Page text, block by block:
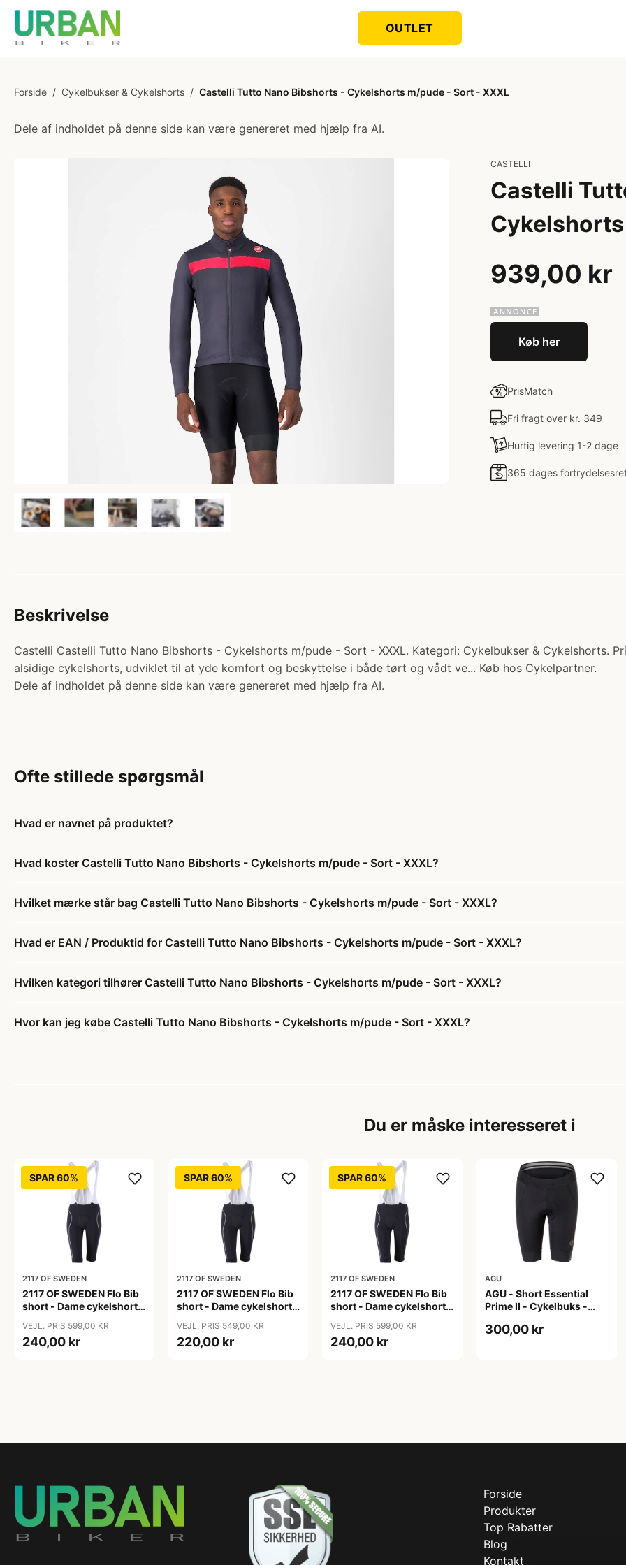
OUTLET
Forside / Cykelbukser & Cykelshorts / Castelli Tutto Nano Bibshorts - Cykelshorts m/pude - Sort - XXXL
Dele af indholdet på denne side kan være genereret med hjælp fra AI.
CASTELLI
Castelli
939,00 kr
Køb her
PrisMatch
Fri fragt over kr. 349
Hurtig levering 1-2 dage
365 dages
Beskrivelse
Castelli Castelli Tutto Nano Bibshorts - Cykelshorts m/pude - Sort - XXXL. Kategori: Cykelbukser & Cykelshorts.
alsidige cykelshorts, udviklet til at yde komfort og beskyttelse i både tørt og vådt ve... Køb hos Cykelpartner.
Dele af indholdet på denne side kan være genereret med hjælp fra AI.
Ofte stillede spørgsmål
Hvad er navnet på produktet?
Hvad koster Castelli Tutto Nano Bibshorts - Cykelshorts m/pude - Sort - XXXL?
Hvilket mærke står bag Castelli Tutto Nano Bibshorts - Cykelshorts m/pude - Sort - XXXL?
Hvad er EAN / Produktid for Castelli Tutto Nano Bibshorts - Cykelshorts m/pude - Sort - XXXL?
Hvilken kategori tilhører Castelli Tutto Nano Bibshorts - Cykelshorts m/pude - Sort - XXXL?
Hvor kan jeg købe Castelli Tutto Nano Bibshorts - Cykelshorts m/pude - Sort - XXXL?
Du er måske interesseret i
SPAR 60%
2117 OF SWEDEN
2117 OF SWEDEN Flo Bib
short - Dame cykelshorts
VEJL. PRIS 599,00 KR
240,00 kr
SPAR 60%
2117 OF SWEDEN
2117 OF SWEDEN Flo Bib
short - Dame cykelshorts
VEJL. PRIS 549,00 KR
220,00 kr
SPAR 60%
2117 OF SWEDEN
2117 OF SWEDEN Flo Bib
short - Dame cykelshorts
VEJL. PRIS 599,00 KR
240,00 kr
AGU
AGU - Short Essential
Prime II - Cykelbuks -
300,00 kr
Forside
Produkter
Top Rabatter
Blog
Kontakt